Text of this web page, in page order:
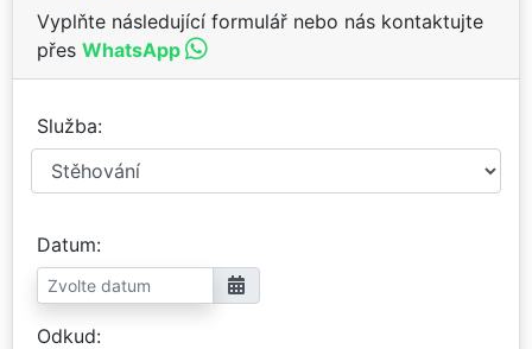
Vyplňte následující formulář nebo nás kontaktujte
přes WhatsApp
Služba
Datum
Odkud